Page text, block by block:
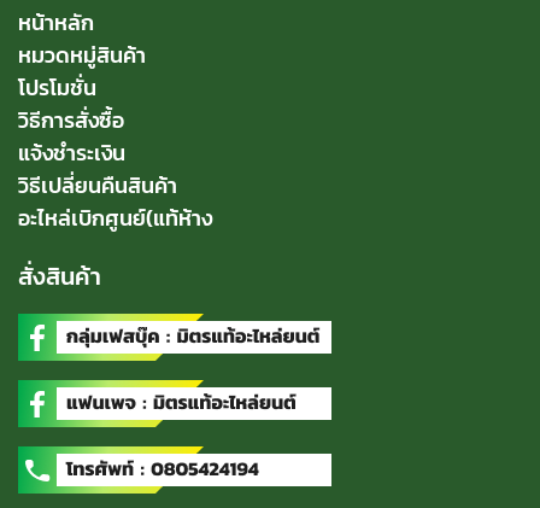
หน้าหลัก
หมวดหมู่สินค้า
โปรโมชั่น
วิธีการสั่งซื้อ
แจ้งชำระเงิน
วิธีเปลี่ยนคืนสินค้า
อะไหล่เบิกศูนย์(แท้ห้าง
สั่งสินค้า